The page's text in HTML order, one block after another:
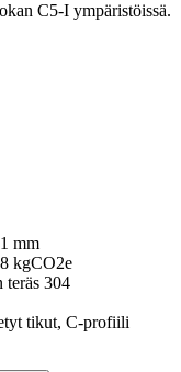
C5-I ympäristöissä.
1 mm
kgCO2e
teräs 304
tikut, C-profiili